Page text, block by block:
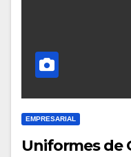
EMPRESARIAL
Uniformes de